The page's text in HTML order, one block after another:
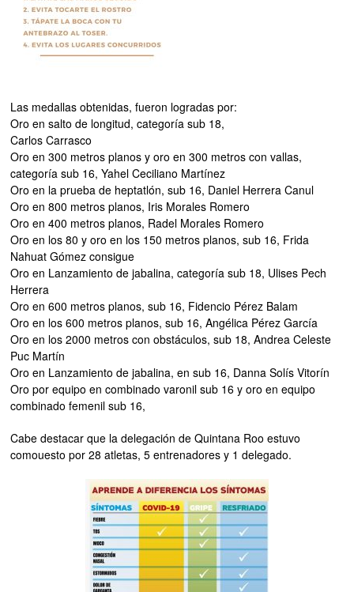
Las medallas obtenidas, fueron logradas por:
Oro en salto de longitud, categoría sub 18,
Carlos Carrasco
Oro en 300 metros planos y oro en 300 metros con vallas,
categoría sub 16, Yahel Ceciliano Martínez
Oro en la prueba de heptatlón, sub 16, Daniel Herrera Canul
Oro en 800 metros planos, Iris Morales Romero
Oro en 400 metros planos, Radel Morales Romero
Oro en los 80 y oro en los 150 metros planos, sub 16, Frida
Nahuat Gómez consigue
Oro en Lanzamiento de jabalina, categoría sub 18, Ulises Pech
Herrera
Oro en 600 metros planos, sub 16, Fidencio Pérez Balam
Oro en los 600 metros planos, sub 16, Angélica Pérez García
Oro en los 2000 metros con obstáculos, sub 18, Andrea Celeste
Puc Martín
Oro en Lanzamiento de jabalina, en sub 16, Danna Solís Vitorín
Oro por equipo en combinado varonil sub 16 y oro en equipo
combinado femenil sub 16,
Cabe destacar que la delegación de Quintana Roo estuvo
comouesto por 28 atletas, 5 entrenadores y 1 delegado.